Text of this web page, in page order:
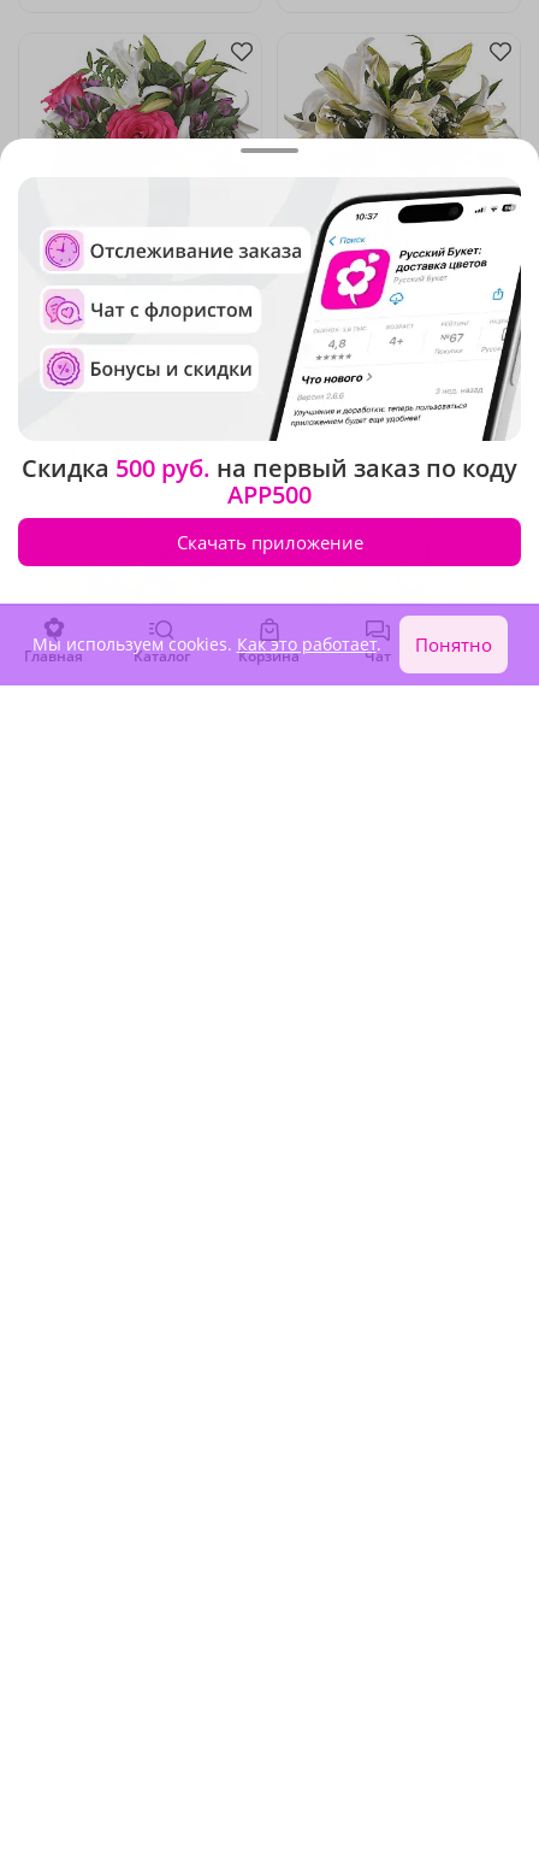
4.9(446)
Букет "Цветочный мир"
5 510 ₽
Букет из лилий
(Уменьшенный)
В наличии
3 460 ₽
Главная Каталог Корзина Чат Войти
Скидка 500 руб. на первый заказ по коду
APP500
Скачать приложение
Мы используем cookies. Как это работает. Понятно